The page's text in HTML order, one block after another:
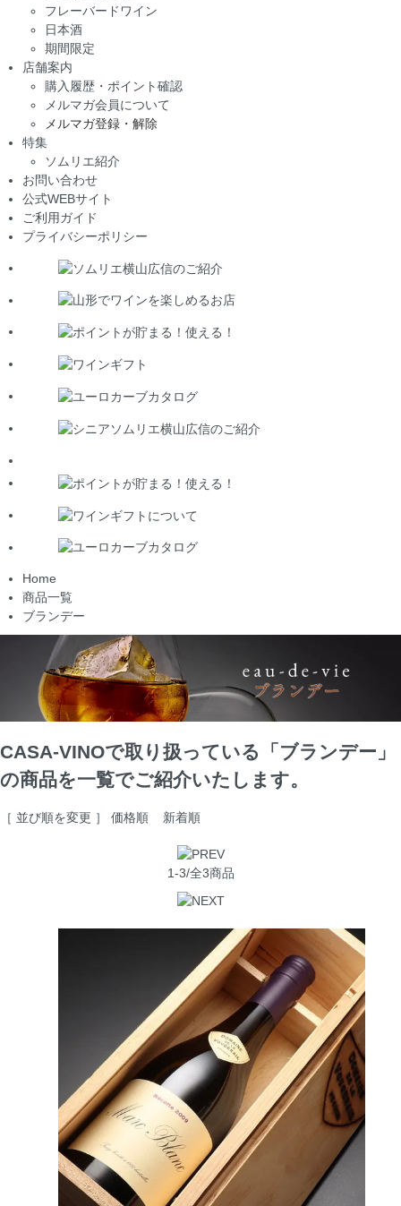
フレーバードワイン
日本酒
期間限定
店舗案内
購入履歴・ポイント確認
メルマガ会員について
メルマガ登録・解除
特集
ソムリエ紹介
お問い合わせ
公式WEBサイト
ご利用ガイド
プライバシーポリシー
Home
商品一覧
ブランデー
CASA-VINOで取り扱っている「ブランデー」
の商品を一覧でご紹介いたします。
［ 並び順を変更 ］ 価格順 新着順
1-3/全3商品